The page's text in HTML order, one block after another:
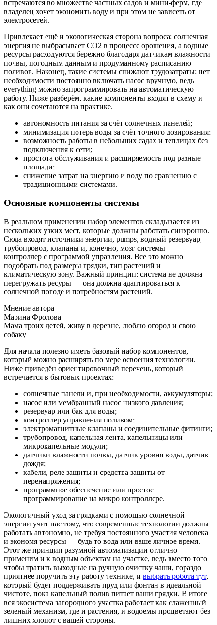
встречаются во множестве частных садов и мини-ферм, где
владелец хочет экономить воду и при этом не зависеть от
электросетей.
Привлекает ещё и экологическая сторона вопроса: солнечная
энергия не выбрасывает CO2 в процессе орошения, а водные
ресурсы расходуются бережно благодаря датчикам влажности
почвы, погодным данным и продуманному расписанию
поливов. Наконец, такие системы снижают трудозатраты: нет
необходимости постоянно включать насос вручную, ведь
everything можно запрограммировать на автоматическую
работу. Ниже разберём, какие компоненты входят в схему и
как они сочетаются на практике.
автономность питания за счёт солнечных панелей;
минимизация потерь воды за счёт точного дозирования;
возможность работы в небольших садах и теплицах без
подключения к сети;
простота обслуживания и расширяемость под разные
площади;
снижение затрат на энергию и воду по сравнению с
традиционными системами.
Основные компоненты системы
В реальном применении набор элементов складывается из
нескольких узких мест, которые должны работать синхронно.
Сюда входят источники энергии, pumps, водный резервуар,
трубопровод, клапаны и, конечно, мозг системы —
контроллер с программой управления. Все это можно
подобрать под размеры грядки, тип растений и
климатическую зону. Важный принцип: система не должна
перегружать ресуры — она должна адаптироваться к
солнечной погоде и потребностям растений.
Мнение автора
Марина Фролова
Мама троих детей, живу в деревне, люблю огород и свою
собаку
Для начала полезно иметь базовый набор компонентов,
который можно расширять по мере освоения технологии.
Ниже приведён ориентировочный перечень, который
встречается в бытовых проектах:
солнечные панели и, при необходимости, аккумуляторы;
насос или мембранный насос низкого давления;
резервуар или бак для воды;
контроллер управления поливом;
электромагнитные клапаны и соединительные фитинги;
трубопровод, капельная лента, капельницы или
микрокапельные модули;
датчики влажности почвы, датчик уровня воды, датчик
дождя;
кабели, реле защиты и средства защиты от
перенапряжения;
программное обеспечение или простое
программирование на микро контроллере.
Экологичный уход за грядками с помощью солнечной
энергии учит нас тому, что современные технологии должны
работать автономно, не требуя постоянного участия человека
и экономя ресурсы — будь то вода или ваше личное время.
Этот же принцип разумной автоматизации отлично
применим и к водным объектам на участке, ведь вместо того
чтобы тратить выходные на ручную очистку чаши, гораздо
приятнее поручить эту работу технике, и выбрать робота тут,
который будет поддерживать пруд или фонтан в идеальной
чистоте, пока капельный полив питает ваши грядки. В итоге
вся экосистема загородного участка работает как слаженный
зеленый механизм, где и растения, и водоемы процветают без
лишних хлопот с вашей стороны.